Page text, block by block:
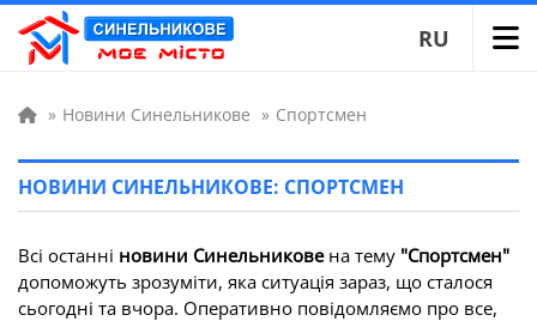
RU
» Новини Синельникове » Спортсмен
НОВИНИ СИНЕЛЬНИКОВЕ: СПОРТСМЕН
Всі останні новини Синельниковена тему "Спортсмен"
допоможуть зрозуміти, яка ситуація зараз, що сталося
сьогодні та вчора. Оперативно повідомляємо про все,